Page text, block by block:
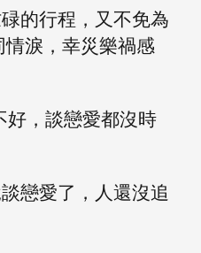
的行程，又不免為
淚，幸災樂禍感
好，談戀愛都沒時
戀愛了，人還沒追